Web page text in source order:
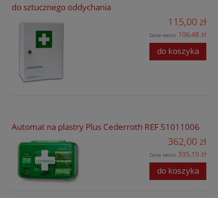
do sztucznego oddychania
115,00 zł
Cena netto: 106,48 zł
do koszyka
Automat na plastry Plus Cederroth REF 51011006
362,00 zł
Cena netto: 335,19 zł
do koszyka